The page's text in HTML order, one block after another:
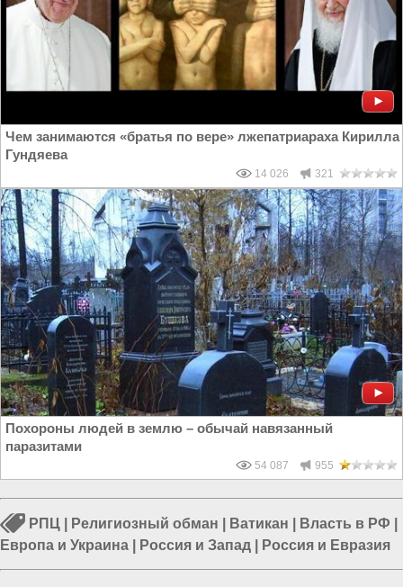
Чем занимаются «братья по вере» лжепатриараха Кирилла
Гундяева
14 026 321
Похороны людей в землю – обычай навязанный
паразитами
54 087 955
РПЦ Религиозный обман Ватикан Власть в РФ
Европа и Украина
Россия и Запад Россия и Евразия